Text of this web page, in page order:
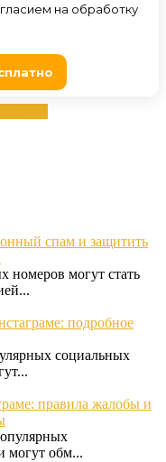
спам и защитить
номеров могут стать
подробное
социальных
правила жалобы и
могут обм...